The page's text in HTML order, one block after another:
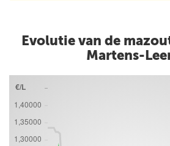
Evolutie van de
Martens-